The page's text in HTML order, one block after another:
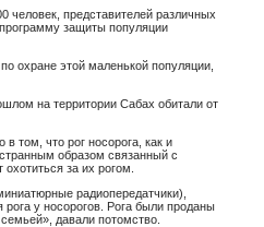
представителей различных
защиты популяции
охране этой маленькой популяции,
на территории Сабах обитали от
том, что рог носорога, как и
образом связанный с
за их рогом.
радиопередатчики),
у носорогов. Рога были проданы
давали потомство.